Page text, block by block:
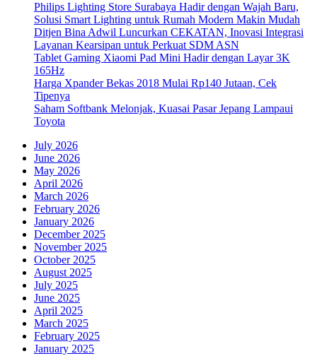
Philips Lighting Store Surabaya Hadir dengan Wajah Baru,
Solusi Smart Lighting untuk Rumah Modern Makin Mudah
Ditjen Bina Adwil Luncurkan CEKATAN, Inovasi Integrasi
Layanan Kearsipan untuk Perkuat SDM ASN
Tablet Gaming Xiaomi Pad Mini Hadir dengan Layar 3K
165Hz
Harga Xpander Bekas 2018 Mulai Rp140 Jutaan, Cek
Tipenya
Saham Softbank Melonjak, Kuasai Pasar Jepang Lampaui
Toyota
July 2026
June 2026
May 2026
April 2026
March 2026
February 2026
January 2026
December 2025
November 2025
October 2025
August 2025
July 2025
June 2025
April 2025
March 2025
February 2025
January 2025